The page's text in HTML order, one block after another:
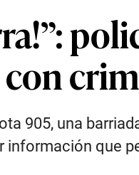
905, una
información que